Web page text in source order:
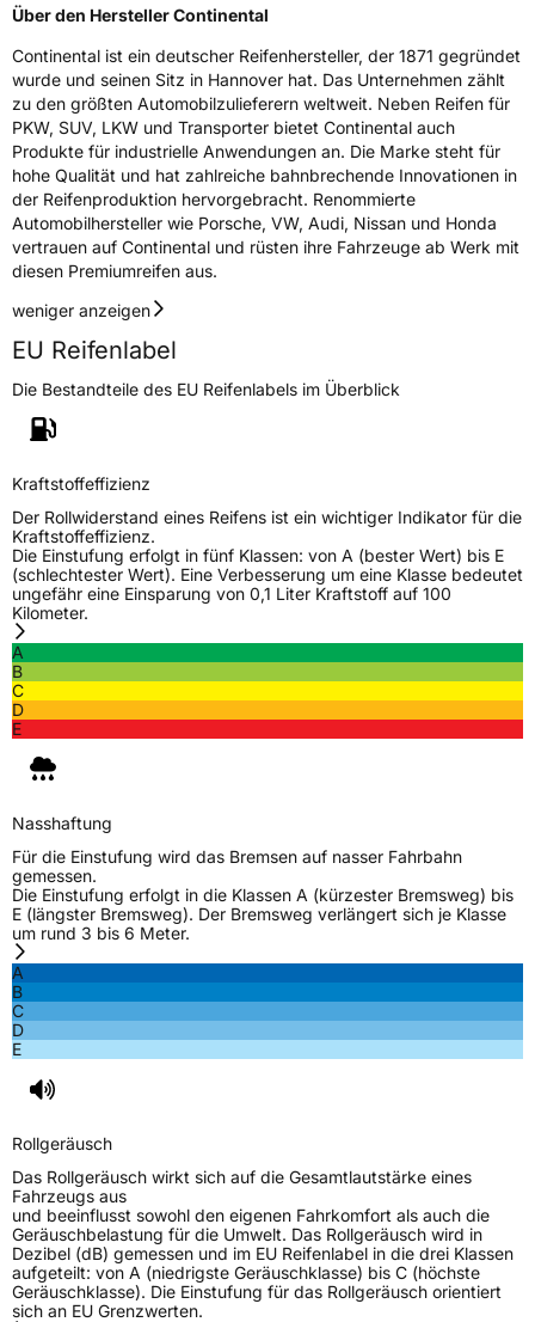
Über den Hersteller Continental
Continental ist ein deutscher Reifenhersteller, der 1871 gegründet
wurde und seinen Sitz in Hannover hat. Das Unternehmen zählt
zu den größten Automobilzulieferern weltweit. Neben Reifen für
PKW, SUV, LKW und Transporter bietet Continental auch
Produkte für industrielle Anwendungen an. Die Marke steht für
hohe Qualität und hat zahlreiche bahnbrechende Innovationen in
der Reifenproduktion hervorgebracht. Renommierte
Automobilhersteller wie Porsche, VW, Audi, Nissan und Honda
vertrauen auf Continental und rüsten ihre Fahrzeuge ab Werk mit
diesen Premiumreifen aus.
weniger anzeigen
EU Reifenlabel
Die Bestandteile des EU Reifenlabels im Überblick
Kraftstoffeffizienz
Der Rollwiderstand eines Reifens ist ein wichtiger Indikator für die
Kraftstoffeffizienz.
Die Einstufung erfolgt in fünf Klassen: von A (bester Wert) bis E
(schlechtester Wert). Eine Verbesserung um eine Klasse bedeutet
ungefähr eine Einsparung von 0,1 Liter Kraftstoff auf 100
Kilometer.
A
B
C
D
E
Nasshaftung
Für die Einstufung wird das Bremsen auf nasser Fahrbahn
gemessen.
Die Einstufung erfolgt in die Klassen A (kürzester Bremsweg) bis
E (längster Bremsweg). Der Bremsweg verlängert sich je Klasse
um rund 3 bis 6 Meter.
A
B
C
D
E
Rollgeräusch
Das Rollgeräusch wirkt sich auf die Gesamtlautstärke eines
Fahrzeugs aus
und beeinflusst sowohl den eigenen Fahrkomfort als auch die
Geräuschbelastung für die Umwelt. Das Rollgeräusch wird in
Dezibel (dB) gemessen und im EU Reifenlabel in die drei Klassen
aufgeteilt: von A (niedrigste Geräuschklasse) bis C (höchste
Geräuschklasse). Die Einstufung für das Rollgeräusch orientiert
sich an EU Grenzwerten.